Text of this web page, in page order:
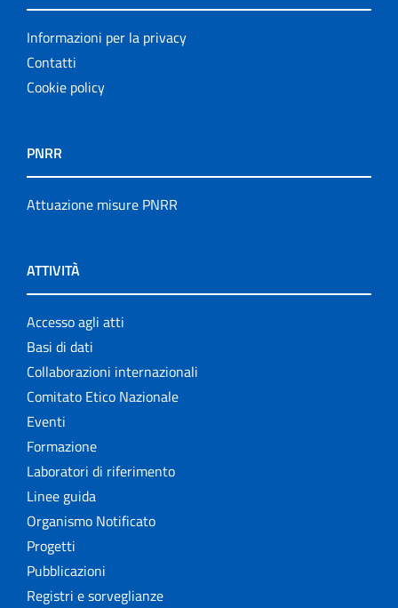
Informazioni per la privacy
Contatti
Cookie policy
PNRR
Attuazione misure PNRR
ATTIVITÀ
Accesso agli atti
Basi di dati
Collaborazioni internazionali
Comitato Etico Nazionale
Eventi
Formazione
Laboratori di riferimento
Linee guida
Organismo Notificato
Progetti
Pubblicazioni
Registri e sorveglianze